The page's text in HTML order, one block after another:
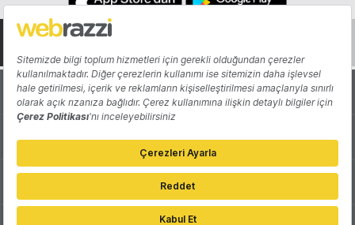
Hakkında Yazarlar
Katkıda Bulun Reklam